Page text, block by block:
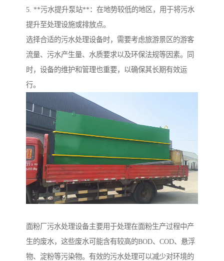
5. **污水提升泵站**：在地势较低的地区，用于将污水
提升至处理设施或排放点。
选择合适的污水处理设备时，需要考虑旅游景区的游客
流量、污水产生量、水质要求以及环保法规等因素。同
时，设备的维护和管理也重要，以确保其长期有效运
行。
面粉厂污水处理设备主要用于处理在面粉生产过程中产
生的废水，这些废水可能含有较高的BOD、COD、悬浮
物、淀粉等污染物。有效的污水处理可以减少对环境的